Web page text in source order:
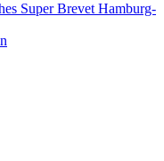
Super Brevet Hamburg-